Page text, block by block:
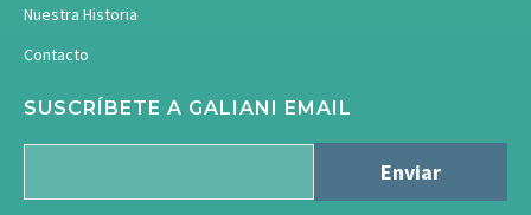
Nuestra Historia
Contacto
SUSCRÍBETE A GALIANI EMAIL